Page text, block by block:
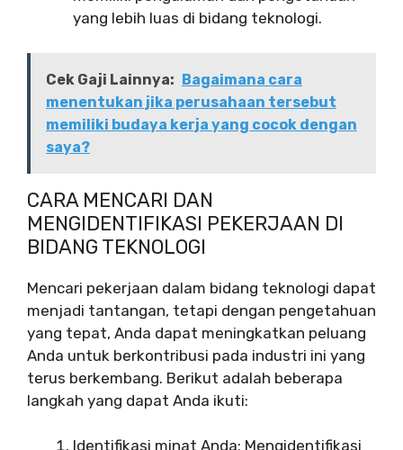
yang lebih luas di bidang teknologi.
Cek Gaji Lainnya: Bagaimana cara
menentukan jika perusahaan tersebut
memiliki budaya kerja yang cocok dengan
saya?
CARA MENCARI DAN
MENGIDENTIFIKASI PEKERJAAN DI
BIDANG TEKNOLOGI
Mencari pekerjaan dalam bidang teknologi dapat
menjadi tantangan, tetapi dengan pengetahuan
yang tepat, Anda dapat meningkatkan peluang
Anda untuk berkontribusi pada industri ini yang
terus berkembang. Berikut adalah beberapa
langkah yang dapat Anda ikuti:
Identifikasi minat Anda: Mengidentifikasi